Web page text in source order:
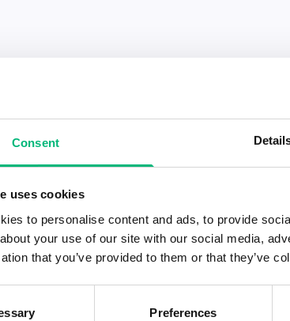
Consent
uses cookies
to personalise content and ads, to provide
your use of our site with our social media,
that you’ve provided to them or that they’ve
Preferences
Jobbnytt